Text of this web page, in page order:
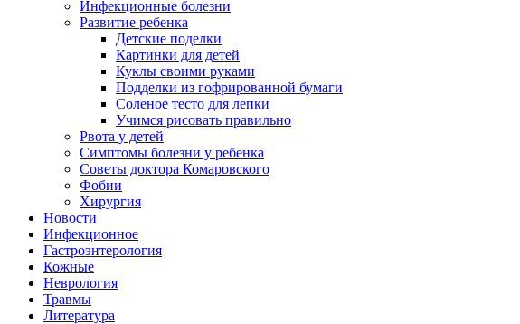
Инфекционные болезни
Развитие ребенка
Детские поделки
Картинки для детей
Куклы своими руками
Подделки из гофрированной бумаги
Соленое тесто для лепки
Учимся рисовать правильно
Рвота у детей
Симптомы болезни у ребенка
Советы доктора Комаровского
Фобии
Хирургия
Новости
Инфекционное
Гастроэнтерология
Кожные
Неврология
Травмы
Литература